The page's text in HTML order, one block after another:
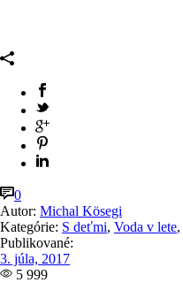
0
Autor: Michal Kösegi
Kategórie: S deťmi, Voda v lete,
Publikované:
3. júla, 2017
5 999